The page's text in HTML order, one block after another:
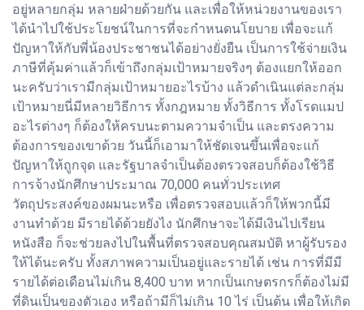
อยู่หลายกลุ่ม หลายฝ่ายด้วยกัน และเพื่อให้หน่วยงานของเรา
ได้นำไปใช้ประโยชน์ในการที่จะกำหนดนโยบาย เพื่อจะแก้
ปัญหาให้กับพี่น้องประชาชนได้อย่างยั่งยืน เป็นการใช้จ่ายเงิน
ภาษีที่คุ้มค่าแล้วก็เข้าถึงกลุ่มเป้าหมายจริงๆ ต้องแยกให้ออก
นะครับว่าเรามีกลุ่มเป้าหมายอะไรบ้าง แล้วดำเนินแต่ละกลุ่ม
เป้าหมายนี่มีหลายวิธีการ ทั้งกฎหมาย ทั้งวิธีการ ทั้งโรดแมป
อะไรต่างๆ ก็ต้องให้ครบนะตามความจำเป็น และตรงความ
ต้องการของเขาด้วย วันนี้ก็เอามาให้ชัดเจนขึ้นเพื่อจะแก้
ปัญหาให้ถูกจุด และรัฐบาลจำเป็นต้องตรวจสอบก็ต้องใช้วิธี
การจ้างนักศึกษาประมาณ 70,000 คนทั่วประเทศ
วัตถุประสงค์ของผมนะหรือ เพื่อตรวจสอบแล้วก็ให้พวกนี้มี
งานทำด้วย มีรายได้ด้วยยังไง นักศึกษาจะได้มีเงินไปเรียน
หนังสือ ก็จะช่วยลงไปในพื้นที่ตรวจสอบคุณสมบัติ หาผู้รับรอง
ให้ได้นะครับ ทั้งสภาพความเป็นอยู่และรายได้ เช่น การที่มีมี
รายได้ต่อเดือนไม่เกิน 8,400 บาท หากเป็นเกษตรกรก็ต้องไม่มี
ที่ดินเป็นของตัวเอง หรือถ้ามีก็ไม่เกิน 10 ไร่ เป็นต้น เพื่อให้เกิด